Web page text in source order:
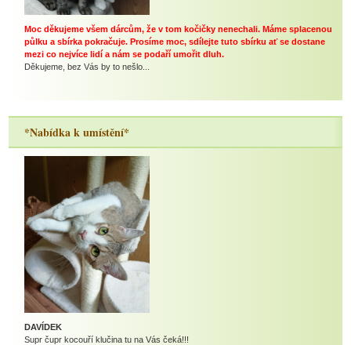
Moc děkujeme všem dárcům, že v tom kočičky nenechali. Máme splacenou
půlku a sbírka pokračuje. Prosíme moc, sdílejte tuto sbírku ať se dostane
mezi co nejvíce lidí a nám se podaří umořit dluh.
Děkujeme, bez Vás by to nešlo...
*Nabídka k umístění*
DAVÍDEK
Supr čupr kocouří klučina tu na Vás čeká!!!